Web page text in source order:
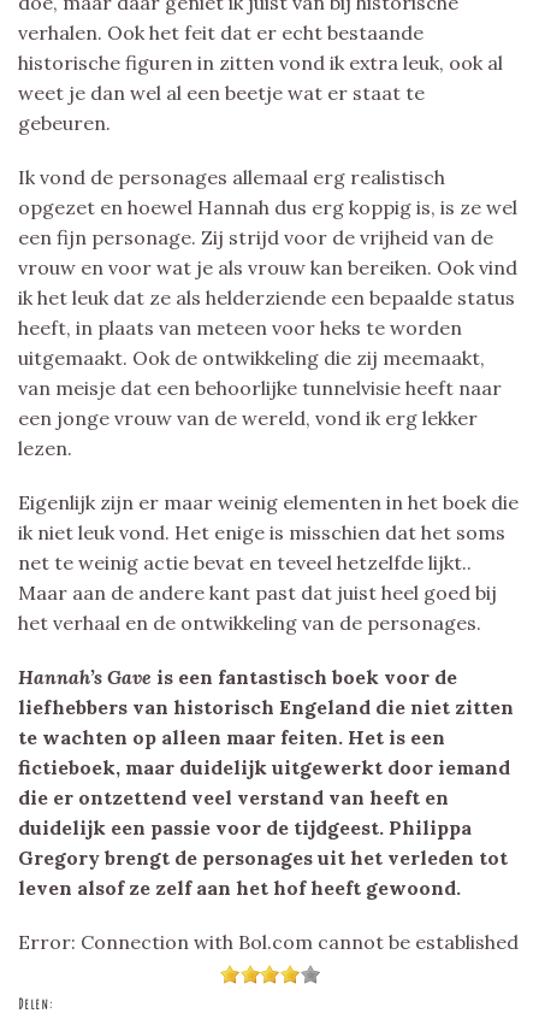
verhalen. Ook het feit dat er echt bestaande
historische figuren in zitten vond ik extra leuk, ook al
weet je dan wel al een beetje wat er staat te
gebeuren.
Ik vond de personages allemaal erg realistisch
opgezet en hoewel Hannah dus erg koppig is, is ze wel
een fijn personage. Zij strijd voor de vrijheid van de
vrouw en voor wat je als vrouw kan bereiken. Ook vind
ik het leuk dat ze als helderziende een bepaalde status
heeft, in plaats van meteen voor heks te worden
uitgemaakt. Ook de ontwikkeling die zij meemaakt,
van meisje dat een behoorlijke tunnelvisie heeft naar
een jonge vrouw van de wereld, vond ik erg lekker
lezen.
Eigenlijk zijn er maar weinig elementen in het boek die
ik niet leuk vond. Het enige is misschien dat het soms
net te weinig actie bevat en teveel hetzelfde lijkt..
Maar aan de andere kant past dat juist heel goed bij
het verhaal en de ontwikkeling van de personages.
Hannah’s Gave is een fantastisch boek voor de
liefhebbers van historisch Engeland die niet zitten
te wachten op alleen maar feiten. Het is een
fictieboek, maar duidelijk uitgewerkt door iemand
die er ontzettend veel verstand van heeft en
duidelijk een passie voor de tijdgeest. Philippa
Gregory brengt de personages uit het verleden tot
leven alsof ze zelf aan het hof heeft gewoond.
Error: Connection with Bol.com cannot be established
Delen: